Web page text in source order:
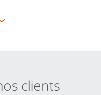
clients